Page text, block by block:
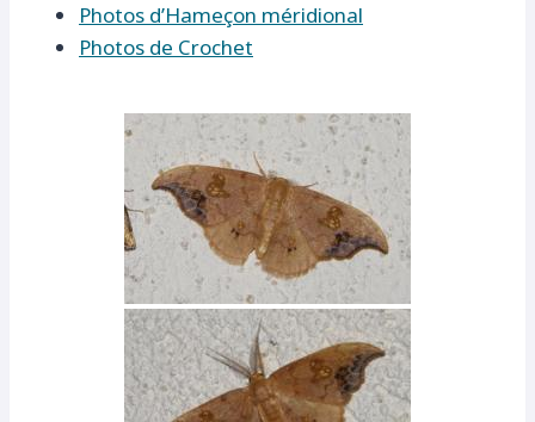
Photos d’Hameçon méridional
Photos de Crochet